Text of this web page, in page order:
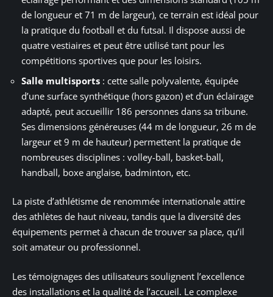
de longueur et 71 m de largeur), ce terrain est idéal pour
la pratique du football et du futsal. Il dispose aussi de
quatre vestiaires et peut être utilisé tant pour les
compétitions sportives que pour les loisirs.
Salle multisports : cette salle polyvalente, équipée
d’une surface synthétique (hors gazon) et d’un éclairage
adapté, peut accueillir 186 personnes dans sa tribune.
Ses dimensions généreuses (44 m de longueur, 26 m de
largeur et 9 m de hauteur) permettent la pratique de
nombreuses disciplines : volley-ball, basket-ball,
handball, boxe anglaise, badminton, etc.
La piste d’athlétisme de renommée internationale attire
des athlètes de haut niveau, tandis que la diversité des
équipements permet à chacun de trouver sa place, qu’il
soit amateur ou professionnel.
Les témoignages des utilisateurs soulignent l’excellence
des installations et la qualité de l’accueil. Le complexe